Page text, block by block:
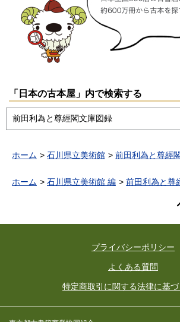
「日本の古本屋」内で検索する
ホーム 石川県立美術館 前田利為と尊經
ホーム 石川県立美術館 編 前田利為と尊
プライバシーポリシー
よくある質問
特定商取引に関する法律に基